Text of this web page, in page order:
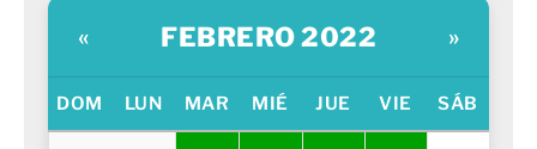
« FEBRERO 2022 »
DOM LUN MAR MIÉ JUE VIE SÁB